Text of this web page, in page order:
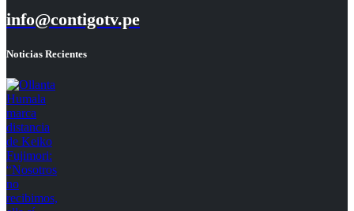
info@contigotv.pe
Noticias Recientes